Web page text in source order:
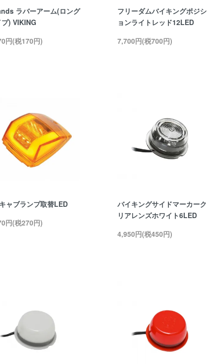
ラバーアーム(ロング
プ) VIKING
円(税170円)
フリーダムバイキングポジシ
ョンライトレッド12LED
7,700円(税700円)
ャブランプ取替LED
円(税270円)
バイキングサイドマーカーク
リアレンズホワイト6LED
4,950円(税450円)